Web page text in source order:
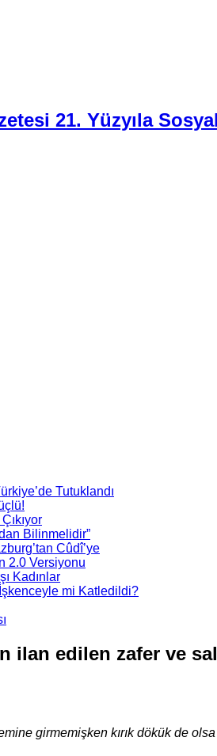
21. Yüzyıla
Tutuklandı
Bilinmelidir”
Cûdî’ye
2.0 Versiyonu
Kadınlar
mi Katledildi?
ilan edilen zafer ve
girmemişken kırık dökük de